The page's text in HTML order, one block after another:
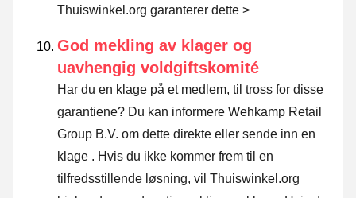
Thuiswinkel.org garanterer dette >
God mekling av klager og
uavhengig voldgiftskomité
Har du en klage på et medlem, til tross for disse
garantiene? Du kan informere Wehkamp Retail
Group B.V. om dette direkte eller sende inn en
klage . Hvis du ikke kommer frem til en
tilfredsstillende løsning, vil Thuiswinkel.org